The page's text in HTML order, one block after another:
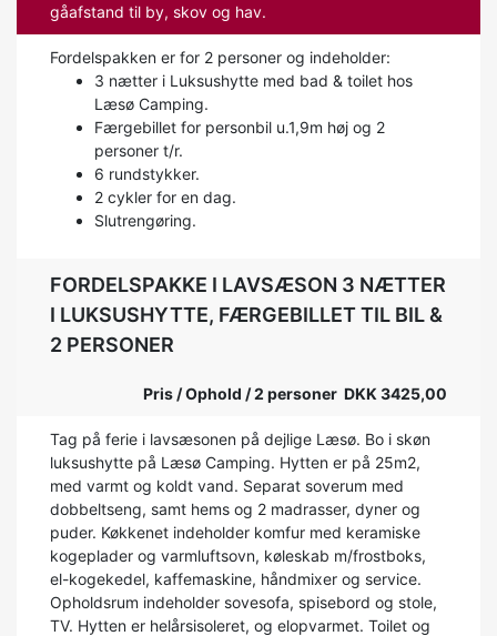
gåafstand til by, skov og hav.
Fordelspakken er for 2 personer og indeholder:
3 nætter i Luksushytte med bad & toilet hos
Læsø Camping.
Færgebillet for personbil u.1,9m høj og 2
personer t/r.
6 rundstykker.
2 cykler for en dag.
Slutrengøring.
FORDELSPAKKE I LAVSÆSON 3 NÆTTER
I LUKSUSHYTTE, FÆRGEBILLET TIL BIL &
2 PERSONER
Pris / Ophold / 2 personer DKK 3425,00
Tag på ferie i lavsæsonen på dejlige Læsø. Bo i skøn
luksushytte på Læsø Camping. Hytten er på 25m2,
med varmt og koldt vand. Separat soverum med
dobbeltseng, samt hems og 2 madrasser, dyner og
puder. Køkkenet indeholder komfur med keramiske
kogeplader og varmluftsovn, køleskab m/frostboks,
el-kogekedel, kaffemaskine, håndmixer og service.
Opholdsrum indeholder sovesofa, spisebord og stole,
TV. Hytten er helårsisoleret, og elopvarmet. Toilet og